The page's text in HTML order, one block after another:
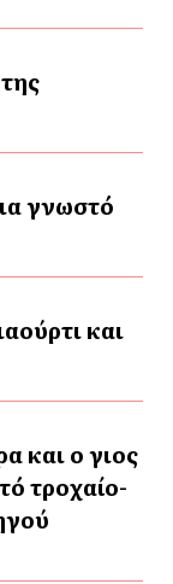
γνωστό
και
και ο γιος
τροχαίο-